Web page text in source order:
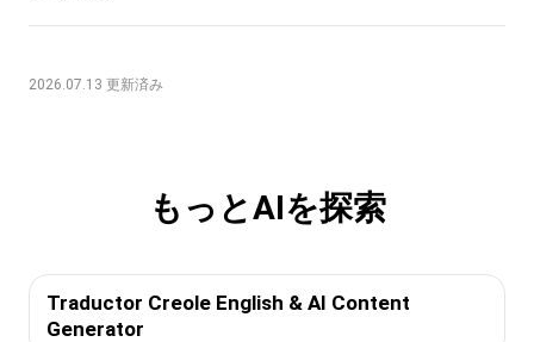
2026.07.13 更新済み
もっとAIを探索
Traductor Creole English & AI Content
Generator